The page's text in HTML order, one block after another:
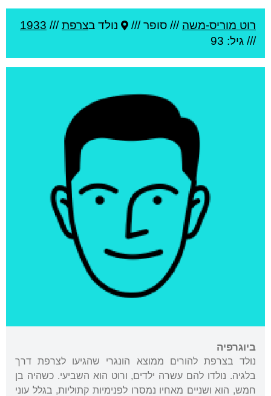
רוט מוריס-משה /// סופר /// נולד בצרפת///
1933
/// גיל: 93
ביוגרפיה
נולד בצרפת להורים ממוצא הונגרי שהגיעו לצרפת דרך
בלגיה. נולדו להם עשרה ילדים, ורוט הוא השביעי. כשהיה בן
חמש, הוא ושניים מאחיו נמסרו לפנימיות קתוליות, בגלל עוני